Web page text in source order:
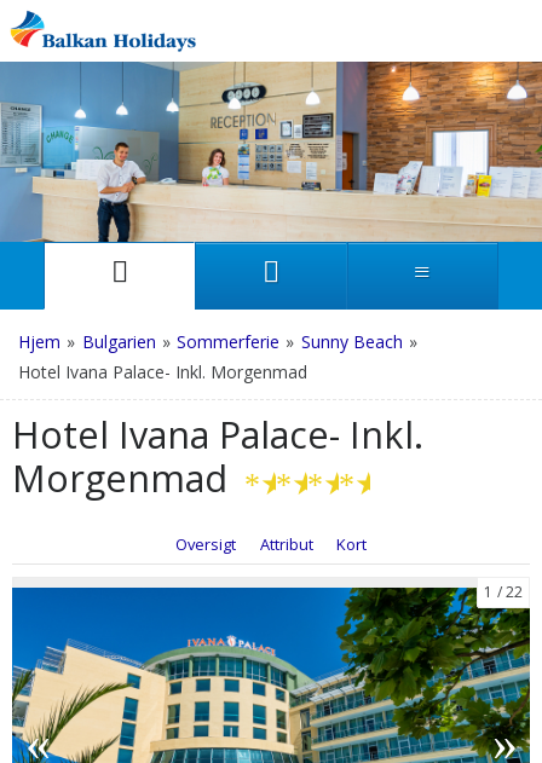
Hjem » Bulgarien » Sommerferie » Sunny Beach »
Hotel Ivana Palace- Inkl. Morgenmad
Hotel Ivana Palace- Inkl.
Morgenmad
★★★★
Oversigt Attribut Kort
1 22